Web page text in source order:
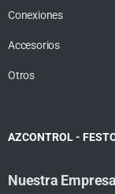
Conexiones
Accesorios
Otros
AZCONTROL -
Nuestra